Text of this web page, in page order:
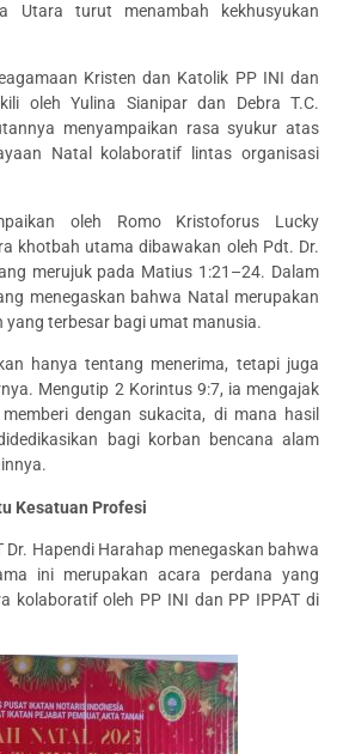
Utara turut menambah kekhusyukan
Kristen dan Katolik PP INI dan
oleh Yulina Sianipar dan Debra T.C.
menyampaikan rasa syukur atas
Natal kolaboratif lintas organisasi
oleh Romo Kristoforus Lucky
khotbah utama dibawakan oleh Pdt. Dr.
merujuk pada Matius 1:21–24. Dalam
menegaskan bahwa Natal merupakan
yang terbesar bagi umat manusia.
hanya tentang menerima, tetapi juga
Mengutip 2 Korintus 9:7, ia mengajak
dengan sukacita, di mana hasil
bagi korban bencana alam
Kesatuan Profesi
Dr. Hapendi Harahap menegaskan bahwa
ini merupakan acara perdana yang
kolaboratif oleh PP INI dan PP IPPAT di